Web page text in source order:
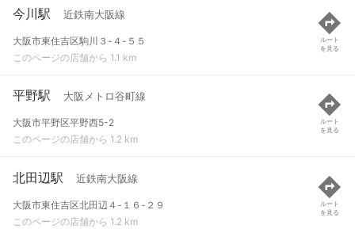
今川駅 近鉄南大阪線
大阪市東住吉区駒川３-４-５５
このページの店舗から 1.1 km
ルート
を見る
平野駅 大阪メトロ谷町線
大阪市平野区平野西5-2
このページの店舗から 1.2 km
ルート
を見る
北田辺駅 近鉄南大阪線
大阪市東住吉区北田辺４-１６-２９
このページの店舗から 1.2 km
ルート
を見る